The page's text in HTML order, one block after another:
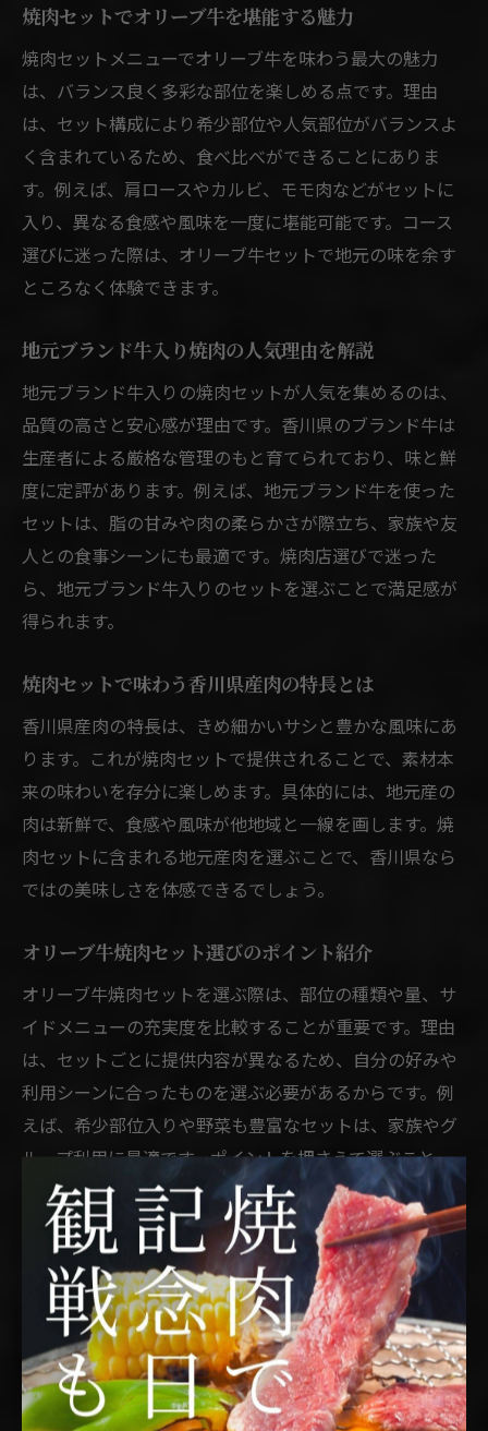
焼肉セットでオリーブ牛を堪能する魅力
焼肉セットメニューでオリーブ牛を味わう最大の魅力
は、バランス良く多彩な部位を楽しめる点です。理由
は、セット構成により希少部位や人気部位がバランスよ
く含まれているため、食べ比べができることにありま
す。例えば、肩ロースやカルビ、モモ肉などがセットに
入り、異なる食感や風味を一度に堪能可能です。コース
選びに迷った際は、オリーブ牛セットで地元の味を余す
ところなく体験できます。
地元ブランド牛入り焼肉の人気理由を解説
地元ブランド牛入りの焼肉セットが人気を集めるのは、
品質の高さと安心感が理由です。香川県のブランド牛は
生産者による厳格な管理のもと育てられており、味と鮮
度に定評があります。例えば、地元ブランド牛を使った
セットは、脂の甘みや肉の柔らかさが際立ち、家族や友
人との食事シーンにも最適です。焼肉店選びで迷った
ら、地元ブランド牛入りのセットを選ぶことで満足感が
得られます。
焼肉セットで味わう香川県産肉の特長とは
香川県産肉の特長は、きめ細かいサシと豊かな風味にあ
ります。これが焼肉セットで提供されることで、素材本
来の味わいを存分に楽しめます。具体的には、地元産の
肉は新鮮で、食感や風味が他地域と一線を画します。焼
肉セットに含まれる地元産肉を選ぶことで、香川県なら
ではの美味しさを体感できるでしょう。
オリーブ牛焼肉セット選びのポイント紹介
オリーブ牛焼肉セットを選ぶ際は、部位の種類や量、サ
イドメニューの充実度を比較することが重要です。理由
は、セットごとに提供内容が異なるため、自分の好みや
利用シーンに合ったものを選ぶ必要があるからです。例
えば、希少部位入りや野菜も豊富なセットは、家族やグ
ループ利用に最適です。ポイントを押さえて選ぶこと
で、満足度の高い焼肉体験につながります。
焼肉で地元ブランド牛の美味しさを実感
焼肉セットを通じて地元ブランド牛の美味しさを実感で
きるのは、香川県ならではの魅力です。なぜなら、地元
で育まれた牛肉は鮮度や味わいに優れ、焼肉として提供
されることでその良さが一層引き立つからです。例え
ば、セットメニューで複数の部位を味わうことで、ブラ